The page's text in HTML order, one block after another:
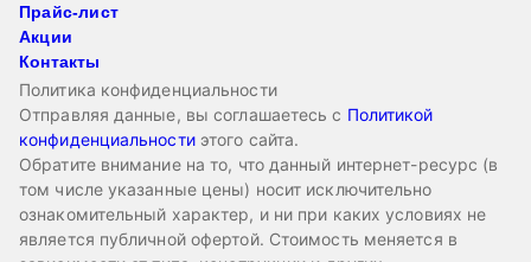
Прайс-лист
Акции
Контакты
Политика конфиденциальности
Отправляя данные, вы соглашаетесь с Политикой
конфиденциальностиэтого сайта.
Обратите внимание на то, что данный интернет-ресурс (в
том числе указанные цены) носит исключительно
ознакомительный характер, и ни при каких условиях не
является публичной офертой. Стоимость меняется в